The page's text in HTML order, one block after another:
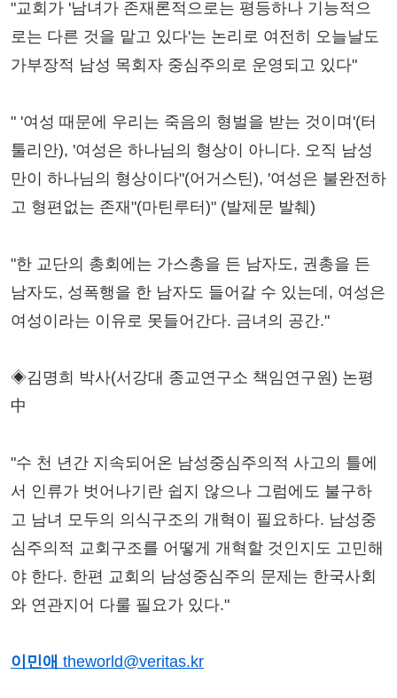
"교회가 '남녀가 존재론적으로는 평등하나 기능적으
로는 다른 것을 맡고 있다'는 논리로 여전히 오늘날도
가부장적 남성 목회자 중심주의로 운영되고 있다"
" '여성 때문에 우리는 죽음의 형벌을 받는 것이며'(터
툴리안), '여성은 하나님의 형상이 아니다. 오직 남성
만이 하나님의 형상이다"(어거스틴), '여성은 불완전하
고 형편없는 존재"(마틴루터)" (발제문 발췌)
"한 교단의 총회에는 가스총을 든 남자도, 권총을 든
남자도, 성폭행을 한 남자도 들어갈 수 있는데, 여성은
여성이라는 이유로 못들어간다. 금녀의 공간."
◈김명희 박사(서강대 종교연구소 책임연구원) 논평
中
"수 천 년간 지속되어온 남성중심주의적 사고의 틀에
서 인류가 벗어나기란 쉽지 않으나 그럼에도 불구하
고 남녀 모두의 의식구조의 개혁이 필요하다. 남성중
심주의적 교회구조를 어떻게 개혁할 것인지도 고민해
야 한다. 한편 교회의 남성중심주의 문제는 한국사회
와 연관지어 다룰 필요가 있다."
이민애 theworld@veritas.kr